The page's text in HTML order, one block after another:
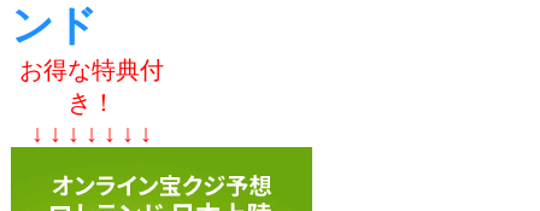
ンド
お得な特典付
き！
↓ ↓ ↓ ↓ ↓ ↓ ↓